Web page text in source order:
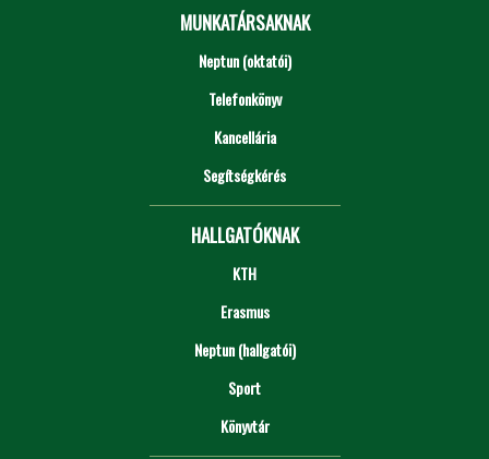
MUNKATÁRSAKNAK
Neptun (oktatói)
Telefonkönyv
Kancellária
Segítségkérés
HALLGATÓKNAK
KTH
Erasmus
Neptun (hallgatói)
Sport
Könyvtár